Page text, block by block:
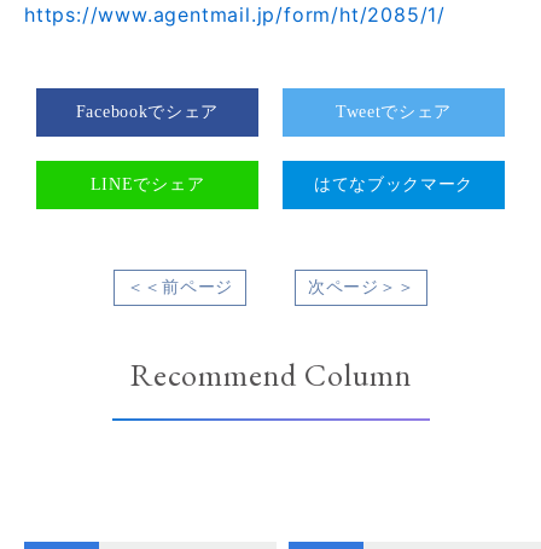
https://www.agentmail.jp/form/ht/2085/1/
Facebookでシェア Tweetでシェア
LINEでシェア はてなブックマーク
＜＜前ページ 次ページ＞＞
Recommend Column